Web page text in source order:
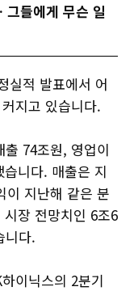
들에게 무슨 일
실적 발표에서 어
지고 있습니다.
74조원, 영업이
니다. 매출은 지
이 지난해 같은 분
장 전망치인 6조6
니다.
이닉스의 2분기